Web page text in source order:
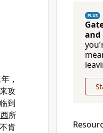
，
攻
到
所
肯
PLUS
and